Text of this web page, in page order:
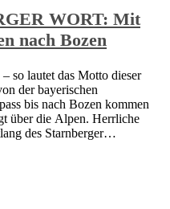
WORT: Mit
nach Bozen
so lautet das Motto dieser
der bayerischen
bis nach Bozen kommen
über die Alpen. Herrliche
des Starnberger…